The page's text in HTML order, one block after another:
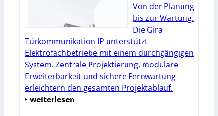
Von der Planung
bis zur Wartung:
Die Gira
Türkommunikation IP unterstützt
Elektrofachbetriebe mit einem durchgängigen
System. Zentrale Projektierung, modulare
Erweiterbarkeit und sichere Fernwartung
erleichtern den gesamten Projektablauf.
‣ weiterlesen